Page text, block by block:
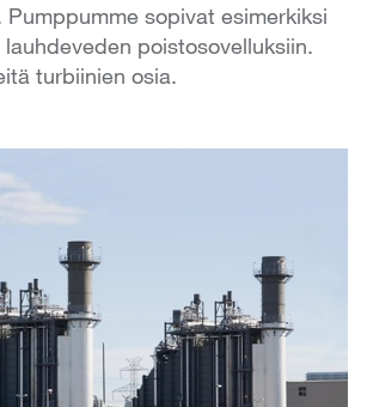
Pumppumme sopivat esimerkiksi
poistosovelluksiin.
turbiinien osia.